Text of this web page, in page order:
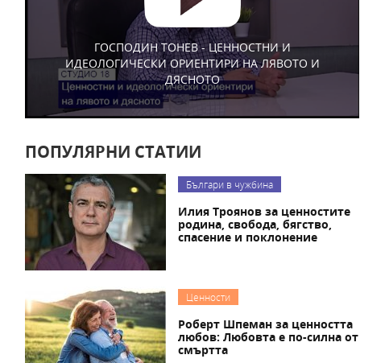
ГОСПОДИН ТОНЕВ - ЦЕННОСТНИ И
ИДЕОЛОГИЧЕСКИ ОРИЕНТИРИ НА ЛЯВОТО И
ДЯСНОТО
ПОПУЛЯРНИ СТАТИИ
Българи в чужбина
Илия Троянов за ценностите
родина, свобода, бягство,
спасение и поклонение
Ценности
Роберт Шпеман за ценността
любов: Любовта е по-силна от
смъртта